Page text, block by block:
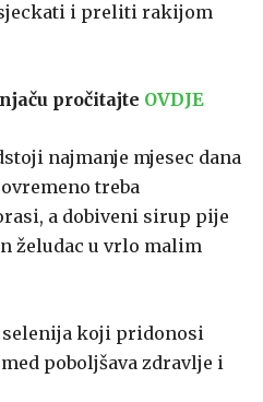
i preliti rakijom
pročitajte OVDJE
najmanje mjesec dana
treba
a dobiveni sirup pije
želudac u vrlo malim
koji pridonosi
poboljšava zdravlje i